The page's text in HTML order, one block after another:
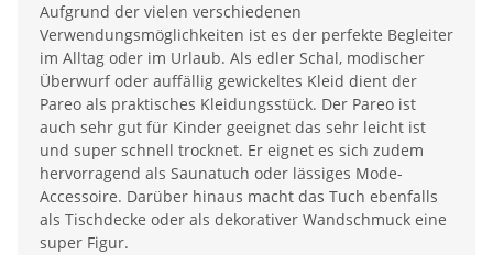
Aufgrund der vielen verschiedenen
Verwendungsmöglichkeiten ist es der perfekte Begleiter
im Alltag oder im Urlaub. Als edler Schal, modischer
Überwurf oder auffällig gewickeltes Kleid dient der
Pareo als praktisches Kleidungsstück. Der Pareo ist
auch sehr gut für Kinder geeignet das sehr leicht ist
und super schnell trocknet. Er eignet es sich zudem
hervorragend als Saunatuch oder lässiges Mode-
Accessoire. Darüber hinaus macht das Tuch ebenfalls
als Tischdecke oder als dekorativer Wandschmuck eine
super Figur.